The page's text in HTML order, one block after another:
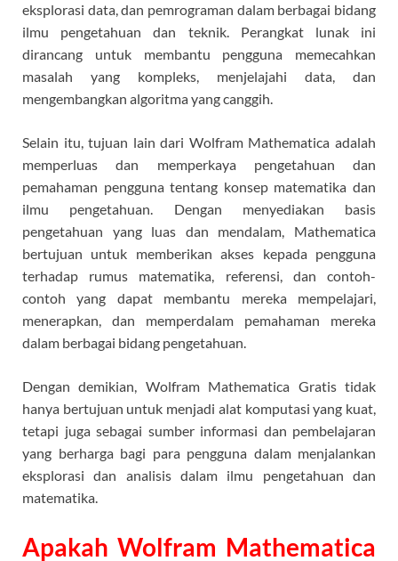
eksplorasi data, dan pemrograman dalam berbagai bidang
ilmu pengetahuan dan teknik. Perangkat lunak ini
dirancang untuk membantu pengguna memecahkan
masalah yang kompleks, menjelajahi data, dan
mengembangkan algoritma yang canggih.
Selain itu, tujuan lain dari Wolfram Mathematica adalah
memperluas dan memperkaya pengetahuan dan
pemahaman pengguna tentang konsep matematika dan
ilmu pengetahuan. Dengan menyediakan basis
pengetahuan yang luas dan mendalam, Mathematica
bertujuan untuk memberikan akses kepada pengguna
terhadap rumus matematika, referensi, dan contoh-
contoh yang dapat membantu mereka mempelajari,
menerapkan, dan memperdalam pemahaman mereka
dalam berbagai bidang pengetahuan.
Dengan demikian, Wolfram Mathematica Gratis tidak
hanya bertujuan untuk menjadi alat komputasi yang kuat,
tetapi juga sebagai sumber informasi dan pembelajaran
yang berharga bagi para pengguna dalam menjalankan
eksplorasi dan analisis dalam ilmu pengetahuan dan
matematika.
Apakah Wolfram Mathematica